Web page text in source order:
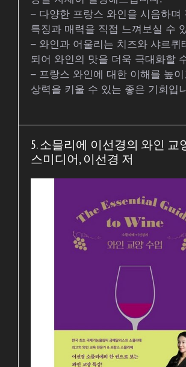
– 다양한 프랑스 와인을 시음하며
특징과 매력을 직접 느껴보실 수
– 와인과 어울리는 치즈와 샤르퀴
되어 와인의 맛을 더욱 극대화할
– 프랑스 와인에 대한 이해를 높
상력을 키울 수 있는 좋은 기회입
5. 소믈리에 이선경의 와인 교
스미디어, 이선경 저